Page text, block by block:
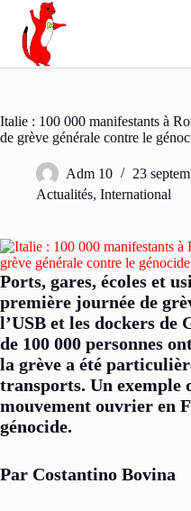
Passer
contenu
Italie : 100 000 manifestants à
de grève générale contre le
Adm 10
23
Actualités, International
Ports, gares, écoles et
première journée de
l’USB et les dockers de
de 100 000 personnes
la grève a été
transports. Un exemple
mouvement ouvrier en
génocide.
Par Costantino Bovina